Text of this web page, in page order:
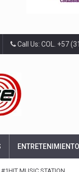
Call Us: COL. +57